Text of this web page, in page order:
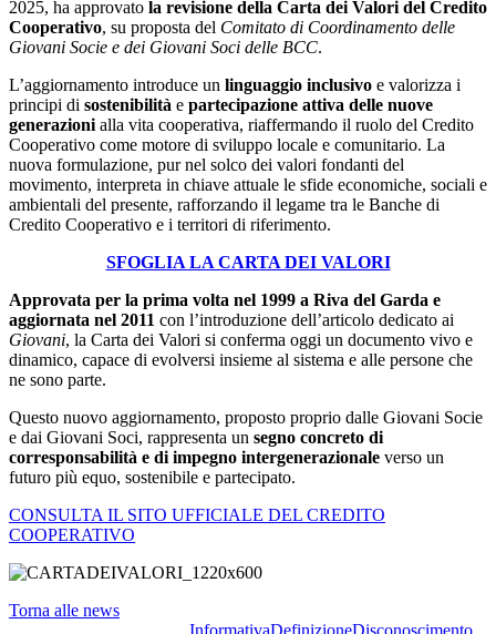
2025, ha approvato la revisione della Carta dei Valori del Credito
Cooperativo, su proposta del Comitato di Coordinamento delle
Giovani Socie e dei Giovani Soci delle BCC.
L’aggiornamento introduce un linguaggio inclusivo e valorizza i
principi di sostenibilità e partecipazione attiva delle nuove
generazioni alla vita cooperativa, riaffermando il ruolo del Credito
Cooperativo come motore di sviluppo locale e comunitario. La
nuova formulazione, pur nel solco dei valori fondanti del
movimento, interpreta in chiave attuale le sfide economiche, sociali e
ambientali del presente, rafforzando il legame tra le Banche di
Credito Cooperativo e i territori di riferimento.
SFOGLIA LA CARTA DEI VALORI
Approvata per la prima volta nel 1999 a Riva del Garda e
aggiornata nel 2011 con l’introduzione dell’articolo dedicato ai
Giovani, la Carta dei Valori si conferma oggi un documento vivo e
dinamico, capace di evolversi insieme al sistema e alle persone che
ne sono parte.
Questo nuovo aggiornamento, proposto proprio dalle Giovani Socie
e dai Giovani Soci, rappresenta un segno concreto di
corresponsabilità e di impegno intergenerazionale verso un
futuro più equo, sostenibile e partecipato.
CONSULTA IL SITO UFFICIALE DEL CREDITO
COOPERATIVO
Torna alle news
InformativaDefinizioneDisconoscimento